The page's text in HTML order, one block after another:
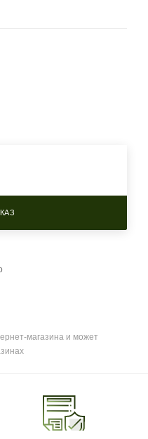
магазина и может